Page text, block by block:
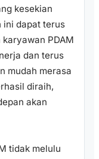
kesekian
ini dapat terus
PDAM
dan terus
mudah merasa
diraih,
akan
tidak melulu